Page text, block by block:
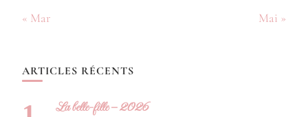
« Mar Mai »
ARTICLES RÉCENTS
La belle-fille – 2026